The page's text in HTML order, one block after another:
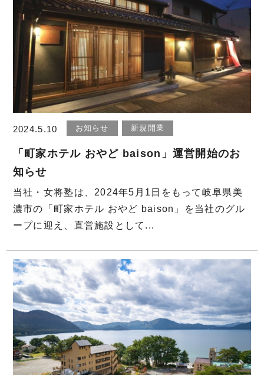
2024.5.10 お知らせ 新規開業
「町家ホテル おやど baison」運営開始のお
知らせ
当社・女将塾は、2024年5月1日をもって岐阜県美
濃市の「町家ホテル おやど baison」を当社のグル
ープに迎え、直営施設として...